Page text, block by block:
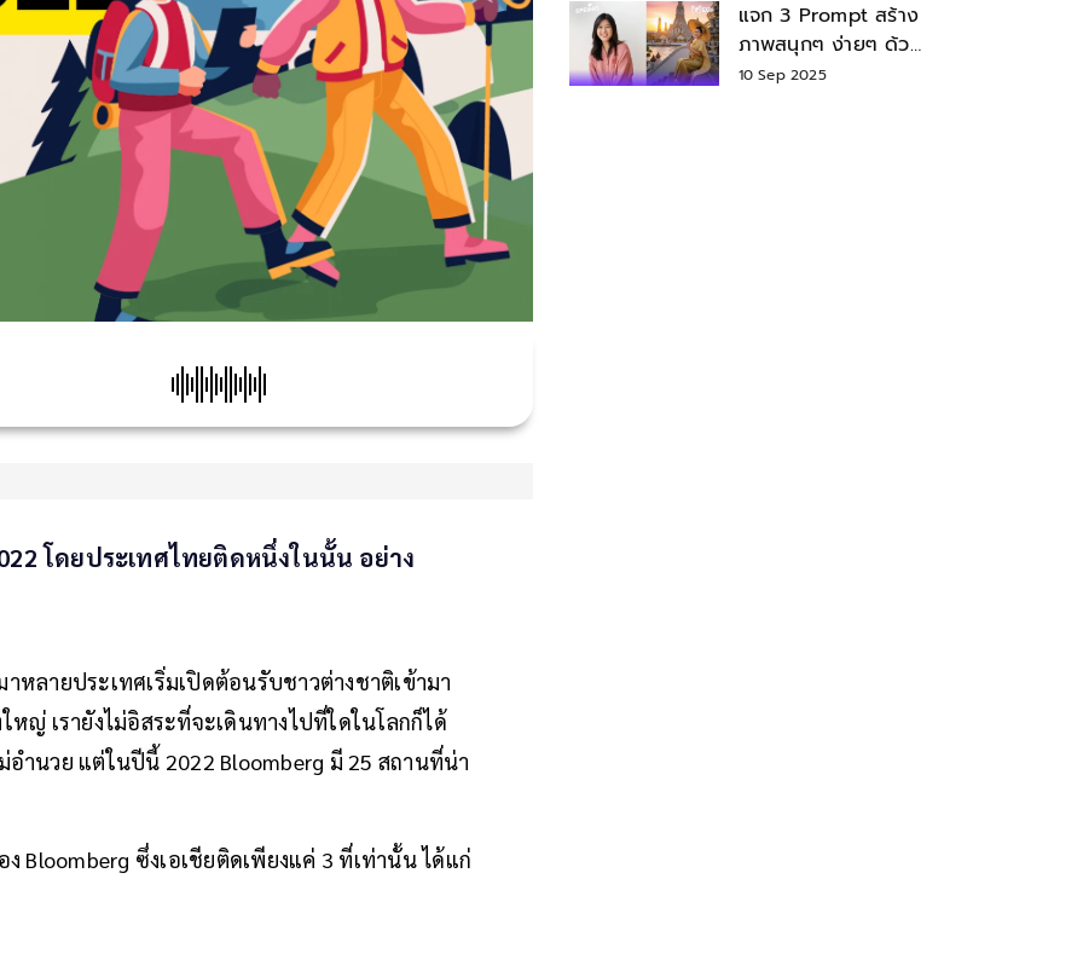
โดยประเทศไทยติดหนึ่งในนั้น อย่าง
หลายประเทศเริ่มเปิดต้อนรับชาวต่างชาติเข้ามา
ญ่ เรายังไม่อิสระที่จะเดินทางไปที่ใดในโลกก็ได้
ำนวย แต่ในปีนี้ 2022 Bloomberg มี 25 สถานที่น่า
Bloomberg ซึ่งเอเชียติดเพียงแค่ 3 ที่เท่านั้น ได้แก่
แจก 3 Prompt สร้าง
ภาพสนุกๆ ง่ายๆ ด้วย
Nano Banana ใน
10 Sep 2025